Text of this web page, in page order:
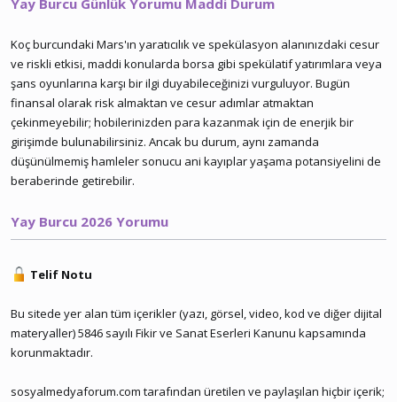
Yay Burcu Günlük Yorumu Maddi Durum
Koç burcundaki Mars'ın yaratıcılık ve spekülasyon alanınızdaki cesur
ve riskli etkisi, maddi konularda borsa gibi spekülatif yatırımlara veya
şans oyunlarına karşı bir ilgi duyabileceğinizi vurguluyor. Bugün
finansal olarak risk almaktan ve cesur adımlar atmaktan
çekinmeyebilir; hobilerinizden para kazanmak için de enerjik bir
girişimde bulunabilirsiniz. Ancak bu durum, aynı zamanda
düşünülmemiş hamleler sonucu ani kayıplar yaşama potansiyelini de
beraberinde getirebilir.
Yay Burcu 2026 Yorumu
Telif Notu
Bu sitede yer alan tüm içerikler (yazı, görsel, video, kod ve diğer dijital
materyaller) 5846 sayılı Fikir ve Sanat Eserleri Kanunu kapsamında
korunmaktadır.
sosyalmedyaforum.com tarafından üretilen ve paylaşılan hiçbir içerik;